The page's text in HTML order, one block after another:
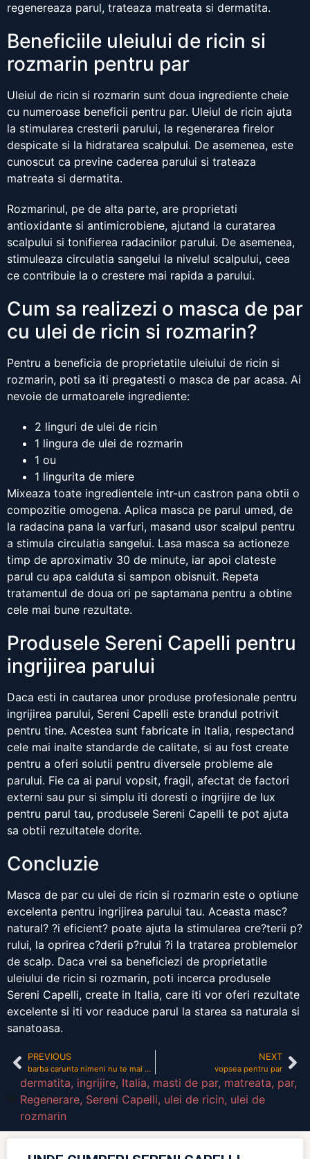
regenereaza parul, trateaza matreata si dermatita.
Beneficiile uleiului de ricin si
rozmarin pentru par
Uleiul de ricin si rozmarin sunt doua ingrediente cheie
cu numeroase beneficii pentru par. Uleiul de ricin ajuta
la stimularea cresterii parului, la regenerarea firelor
despicate si la hidratarea scalpului. De asemenea, este
cunoscut ca previne caderea parului si trateaza
matreata si dermatita.
Rozmarinul, pe de alta parte, are proprietati
antioxidante si antimicrobiene, ajutand la curatarea
scalpului si tonifierea radacinilor parului. De asemenea,
stimuleaza circulatia sangelui la nivelul scalpului, ceea
ce contribuie la o crestere mai rapida a parului.
Cum sa realizezi o masca de par
cu ulei de ricin si rozmarin?
Pentru a beneficia de proprietatile uleiului de ricin si
rozmarin, poti sa iti pregatesti o masca de par acasa. Ai
nevoie de urmatoarele ingrediente:
2 linguri de ulei de ricin
1 lingura de ulei de rozmarin
1 ou
1 lingurita de miere
Mixeaza toate ingredientele intr-un castron pana obtii o
compozitie omogena. Aplica masca pe parul umed, de
la radacina pana la varfuri, masand usor scalpul pentru
a stimula circulatia sangelui. Lasa masca sa actioneze
timp de aproximativ 30 de minute, iar apoi clateste
parul cu apa calduta si sampon obisnuit. Repeta
tratamentul de doua ori pe saptamana pentru a obtine
cele mai bune rezultate.
Produsele Sereni Capelli pentru
ingrijirea parului
Daca esti in cautarea unor produse profesionale pentru
ingrijirea parului, Sereni Capelli este brandul potrivit
pentru tine. Acestea sunt fabricate in Italia, respectand
cele mai inalte standarde de calitate, si au fost create
pentru a oferi solutii pentru diversele probleme ale
parului. Fie ca ai parul vopsit, fragil, afectat de factori
externi sau pur si simplu iti doresti o ingrijire de lux
pentru parul tau, produsele Sereni Capelli te pot ajuta
sa obtii rezultatele dorite.
Concluzie
Masca de par cu ulei de ricin si rozmarin este o optiune
excelenta pentru ingrijirea parului tau. Aceasta masc?
natural? ?i eficient? poate ajuta la stimularea cre?terii p?
rului, la oprirea c?derii p?rului ?i la tratarea problemelor
de scalp. Daca vrei sa beneficiezi de proprietatile
uleiului de ricin si rozmarin, poti incerca produsele
Sereni Capelli, create in Italia, care iti vor oferi rezultate
excelente si iti vor readuce parul la starea sa naturala si
sanatoasa.
PREVIOUS
barba carunta nimeni nu te mai saruta
NEXT
vopsea pentru par
dermatita, ingrijire, Italia, masti de par, matreata, par,
Regenerare, Sereni Capelli, ulei de ricin, ulei de
rozmarin